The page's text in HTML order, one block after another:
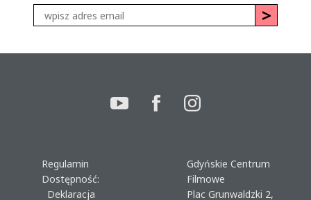
Regulamin
Dostępność:
Deklaracja
Gdyńskie Centrum
Filmowe
Plac Grunwaldzki 2,